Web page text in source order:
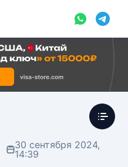
30 сентября 2024,
14:39